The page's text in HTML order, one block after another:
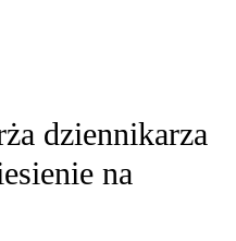
dziennikarza
na